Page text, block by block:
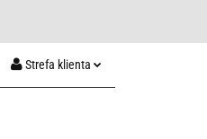
Strefa klienta